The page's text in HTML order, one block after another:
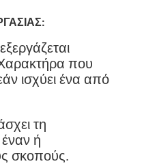
που
ισχύει ένα από
τη
ή
σκοπούς.